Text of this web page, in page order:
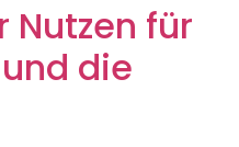
Nutzen für
die